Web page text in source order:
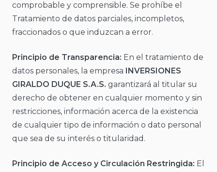
comprobable y comprensible. Se prohíbe el
Tratamiento de datos parciales, incompletos,
fraccionados o que induzcan a error.
Principio de Transparencia: En el tratamiento de
datos personales, la empresa INVERSIONES
GIRALDO DUQUE S.A.S. garantizará al titular su
derecho de obtener en cualquier momento y sin
restricciones, información acerca de la existencia
de cualquier tipo de información o dato personal
que sea de su interés o titularidad.
Principio de Acceso y Circulación Restringida: El